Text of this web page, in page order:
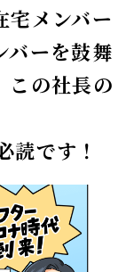
宅メンバー
バーを鼓舞
この社長の
読です！